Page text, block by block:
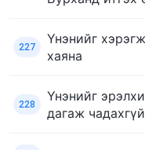
227
Үнэнийг
хаяна
228
Үнэнийг
дагаж чадахгүй